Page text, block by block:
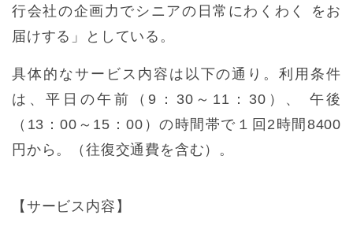
行会社の企画力でシニアの日常にわくわく をお
届けする」としている。
具体的なサービス内容は以下の通り。利用条件
は、平日の午前（9：30～11：30）、 午後
（13：00～15：00）の時間帯で１回2時間8400
円から。（往復交通費を含む）。
【サービス内容】